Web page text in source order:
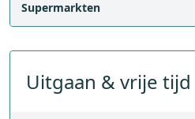
Supermarkten
Uitgaan & vrije tijd